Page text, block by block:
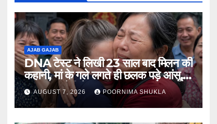
AJAB GAJAB
DNA टेस्ट ने लिखी 23 साल बाद मिलन की
कहानी, मां के गले लगते ही छलक पड़े आंसू,
भावुक कर देगी ये मुलाकात…
AUGUST 7, 2026 POORNIMA SHUKLA